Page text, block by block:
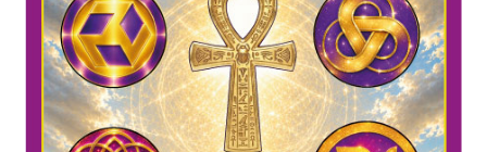
Me contacter
Mon compte
Panier